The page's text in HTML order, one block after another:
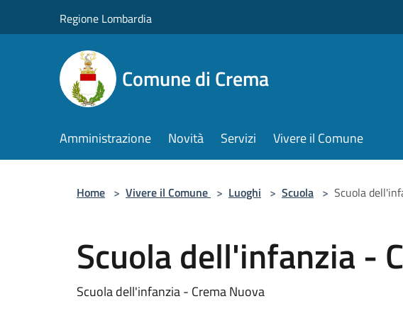
Regione Lombardia
Comune di Crema
Amministrazione Novità Servizi Vivere il Comune
Home > Vivere il Comune > Luoghi > Scuola > Scuola
Scuola dell'infanzia -
Scuola dell'infanzia - Crema Nuova